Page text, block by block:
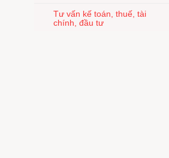
Tư vấn kế toán, thuế, tài
chính, đầu tư